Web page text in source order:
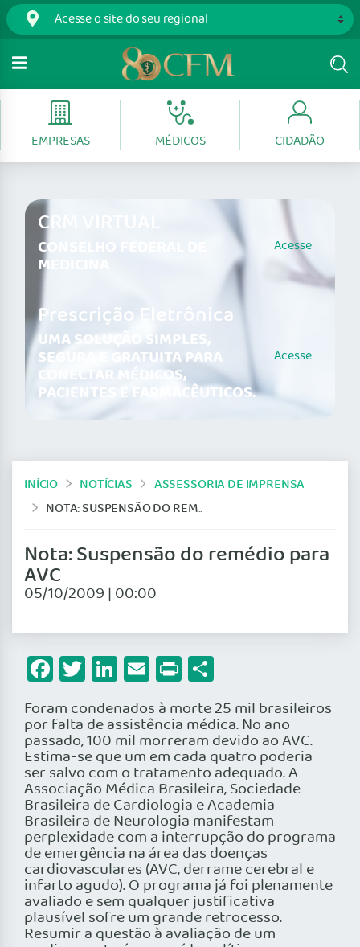
EMPRESAS MÉDICOS CIDADÃO
CRM VIRTUAL
CONSELHO FEDERAL DE
MEDICINA
Acesse
Prescrição Eletrônica
UMA SOLUÇÃO SIMPLES,
SEGURA E GRATUITA PARA
CONECTAR MÉDICOS,
PACIENTES E FARMACÊUTICOS.
Acesse
INÍCIO NOTÍCIAS
ASSESSORIA DE IMPRENSA
NOTA: SUSPENSÃO DO REMÉDIO PARA AVC
Nota: Suspensão do remédio para
AVC
05/10/2009 | 00:00
Facebook
Twitter
LinkedIn
Email
Print
Foram condenados à morte 25 mil brasileiros
por falta de assistência médica. No ano
passado, 100 mil morreram devido ao AVC.
Estima-se que um em cada quatro poderia
ser salvo com o tratamento adequado. A
Associação Médica Brasileira, Sociedade
Brasileira de Cardiologia e Academia
Brasileira de Neurologia manifestam
perplexidade com a interrupção do programa
de emergência na área das doenças
cardiovasculares (AVC, derrame cerebral e
infarto agudo). O programa já foi plenamente
avaliado e sem qualquer justificativa
plausível sofre um grande retrocesso.
Resumir a questão à avaliação de um